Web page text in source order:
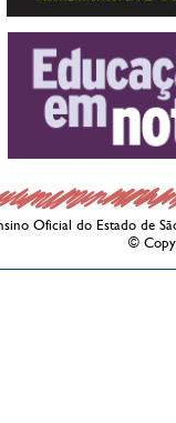
Oficial do Estado de
©